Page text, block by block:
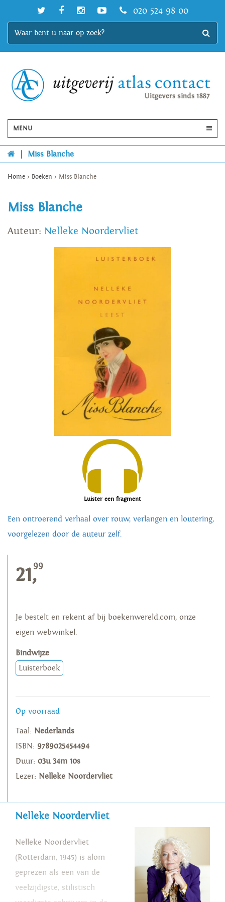
020 524 98 00
MENU
Miss Blanche
Home > Boeken > Miss Blanche
Miss Blanche
Auteur: Nelleke Noordervliet
Luister een fragment
Een ontroerend verhaal over rouw, verlangen en loutering,
voorgelezen door de auteur zelf.
21,99
Je bestelt en rekent af bij boekenwereld.com, onze
eigen webwinkel.
Bindwijze
Luisterboek
Op voorraad
Taal: Nederlands
ISBN: 9789025454494
Duur: 03u 34m 10s
Lezer: Nelleke Noordervliet
Nelleke Noordervliet
Nelleke Noordervliet
(Rotterdam, 1945) is alom
geprezen als een van de
veelzijdigste, stilistisch